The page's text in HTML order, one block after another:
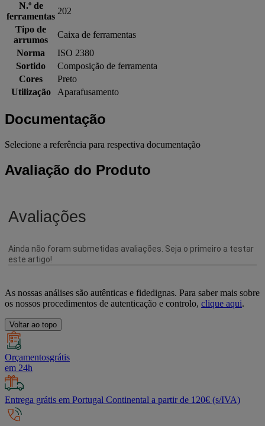
N.º de
ferramentas
202
Tipo de
arrumos
Caixa de ferramentas
Norma
ISO 2380
Sortido
Composição de ferramenta
Cores
Preto
Utilização
Aparafusamento
Documentação
Selecione a referência para respectiva documentação
Avaliação do Produto
As nossas análises são autênticas e fidedignas. Para saber mais sobre
os nossos procedimentos de autenticação e controlo, clique aqui.
Voltar ao topo
Orçamentosgrátis
em 24h
Entrega grátis em Portugal Continental a partir de 120€ (s/IVA)